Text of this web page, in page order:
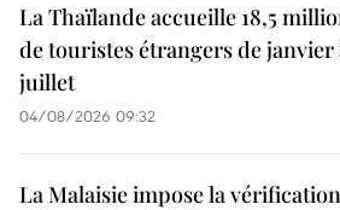
La Thaïlande accueille 18,5
de touristes étrangers de janvier
juillet
04/08/2026 09:32
La Malaisie impose la